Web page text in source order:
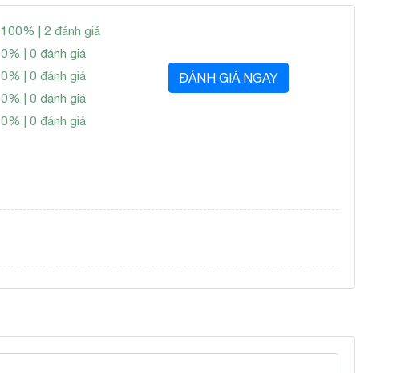
100% | 2 đánh giá
0% | 0 đánh giá
0% | 0 đánh giá
0% | 0 đánh giá
0% | 0 đánh giá
ĐÁNH GIÁ NGAY